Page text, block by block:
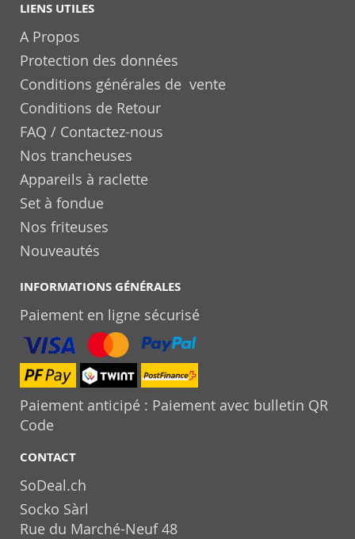
LIENS UTILES
A Propos
Protection des données
Conditions générales de vente
Conditions de Retour
FAQ / Contactez-nous
Nos trancheuses
Appareils à raclette
Set à fondue
Nos friteuses
Nouveautés
INFORMATIONS GÉNÉRALES
Paiement en ligne sécurisé
Paiement anticipé : Paiement avec bulletin QR
Code
CONTACT
SoDeal.ch
Socko Sàrl
Rue du Marché-Neuf 48